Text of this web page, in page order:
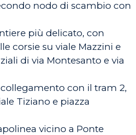
nodo di scambio con
più delicato, con
corsie su viale Mazzini e
di via Montesanto e via
con il tram 2,
Tiziano e piazza
vicino a Ponte